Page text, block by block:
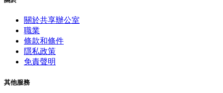
關於共享辦公室
職業
條款和條件
隱私政策
免責聲明
其他服務